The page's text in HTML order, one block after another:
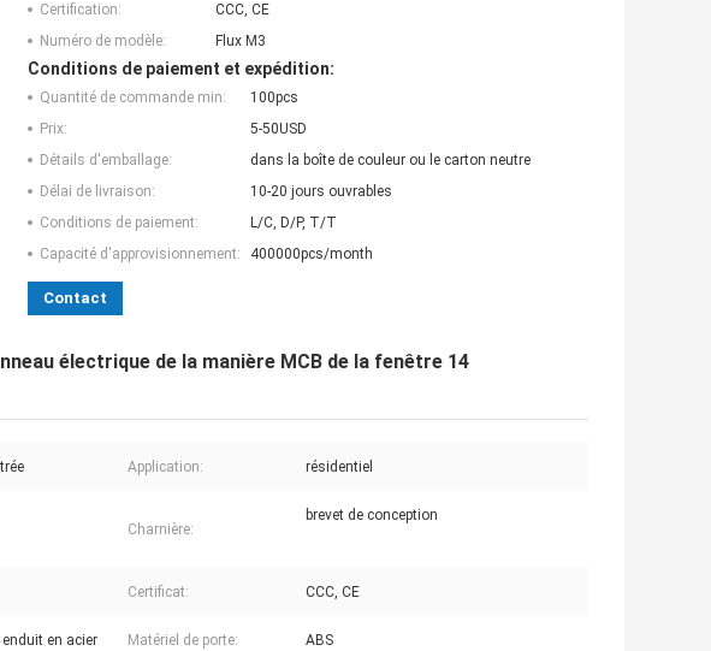
Certification:
CCC, CE
Numéro de modèle:
Flux M3
Conditions de paiement et expédition:
Quantité de commande min:
100pcs
Prix:
5-50USD
Détails d'emballage:
dans la boîte de couleur ou le carton neutre
Délai de livraison:
10-20 jours ouvrables
Conditions de paiement:
L/C, D/P, T/T
Capacité d'approvisionnement:
400000pcs/month
Contact
électrique de la manière MCB de la fenêtre 14
Application: résidentiel
Charnière:
brevet de conception
Certificat: CCC, CE
en acier Matériel de porte: ABS